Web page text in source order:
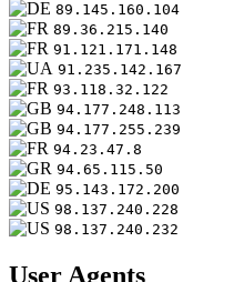
89.145.160.104
89.36.215.140
91.121.171.148
91.235.142.167
93.118.32.122
94.177.248.113
94.177.255.239
94.23.47.8
94.65.115.50
95.143.172.200
98.137.240.228
98.137.240.232
User Agents